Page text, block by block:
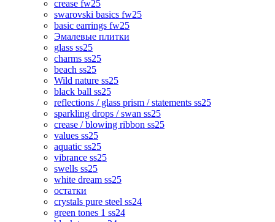
crease fw25
swarovski basics fw25
basic earrings fw25
Эмалевые плитки
glass ss25
charms ss25
beach ss25
Wild nature ss25
black ball ss25
reflections / glass prism / statements ss25
sparkling drops / swan ss25
crease / blowing ribbon ss25
values ss25
aquatic ss25
vibrance ss25
swells ss25
white dream ss25
остатки
crystals pure steel ss24
green tones 1 ss24